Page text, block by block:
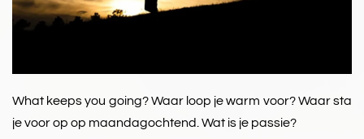
What keeps you going? Waar loop je warm voor? Waar sta
je voor op op maandagochtend. Wat is je passie?